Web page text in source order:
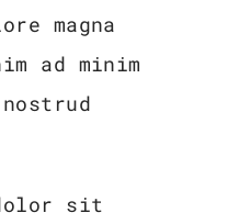
magna
ad minim
sit